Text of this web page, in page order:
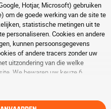
Hotjar, Microsoft) gebruiken
om de goede werking van de site te
statistische metingen uit te
personaliseren. Cookies en andere
kunnen persoonsgegevens
of andere tracers zonder uw
uitzondering van die welke
We bewaren uw keuze 6
cookies of andere tracers te